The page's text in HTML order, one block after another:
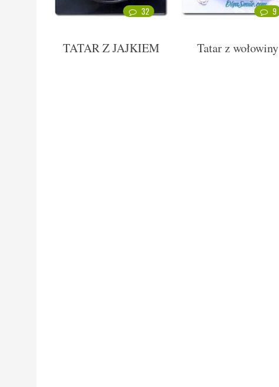
32
TATAR Z JAJKIEM
9
Tatar z wołowiny